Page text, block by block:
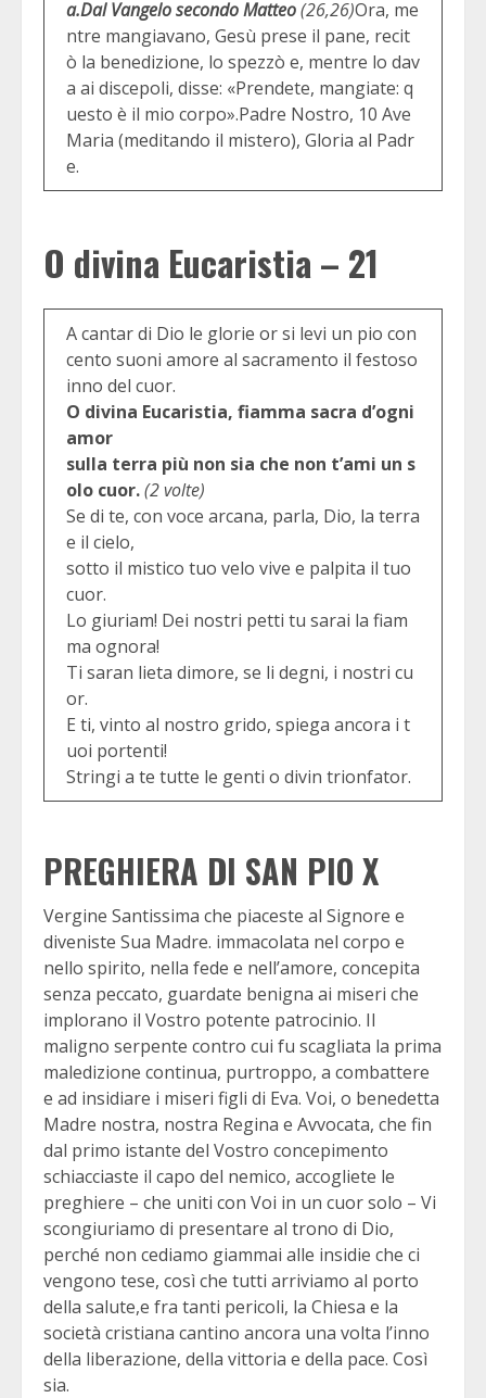
a.Dal Vangelo secondo Matteo(26,26)Ora, me
ntre mangiavano, Gesù prese il pane, recit
ò la benedizione, lo spezzò e, mentre lo dav
a ai discepoli, disse: «Prendete, mangiate: q
uesto è il mio corpo».Padre Nostro, 10 Ave
Maria (meditando il mistero), Gloria al Padr
e.
O divina Eucaristia – 21
A cantar di Dio le glorie or si levi un pio con
cento suoni amore al sacramento il festoso
inno del cuor.
O divina Eucaristia, fiamma sacra d’ogni
amor
sulla terra più non sia che non t’ami un s
olo cuor.(2 volte)
Se di te, con voce arcana, parla, Dio, la terra
e il cielo,
sotto il mistico tuo velo vive e palpita il tuo
cuor.
Lo giuriam! Dei nostri petti tu sarai la fiam
ma ognora!
Ti saran lieta dimore, se li degni, i nostri cu
or.
E ti, vinto al nostro grido, spiega ancora i t
uoi portenti!
Stringi a te tutte le genti o divin trionfator.
PREGHIERA DI SAN PIO X
Vergine Santissima che piaceste al Signore e
diveniste Sua Madre. immacolata nel corpo e
nello spirito, nella fede e nell’amore, concepita
senza peccato, guardate benigna ai miseri che
implorano il Vostro potente patrocinio. Il
maligno serpente contro cui fu scagliata la prima
maledizione continua, purtroppo, a combattere
e ad insidiare i miseri figli di Eva. Voi, o benedetta
Madre nostra, nostra Regina e Avvocata, che fin
dal primo istante del Vostro concepimento
schiacciaste il capo del nemico, accogliete le
preghiere – che uniti con Voi in un cuor solo – Vi
scongiuriamo di presentare al trono di Dio,
perché non cediamo giammai alle insidie che ci
vengono tese, così che tutti arriviamo al porto
della salute,e fra tanti pericoli, la Chiesa e la
società cristiana cantino ancora una volta l’inno
della liberazione, della vittoria e della pace. Così
sia.